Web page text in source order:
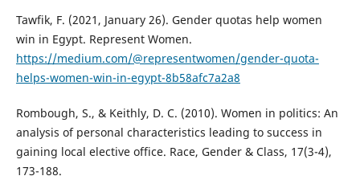
Tawfik, F. (2021, January 26). Gender quotas help women
win in Egypt. Represent Women.
https://medium.com/@representwomen/gender-quota-
helps-women-win-in-egypt-8b58afc7a2a8
Rombough, S., & Keithly, D. C. (2010). Women in politics: An
analysis of personal characteristics leading to success in
gaining local elective office. Race, Gender & Class, 17(3-4),
173-188.